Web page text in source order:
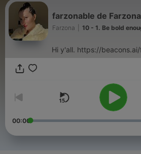
farzonable de Farzona
Farzona 10 - 1. Be bold
Hi y'all. https://
00:00